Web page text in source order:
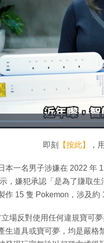
載
入
0
%
即刻 【按此】 ，
本一名男子涉嫌在 2022 年
，嫌犯承認「是為了賺取
作 15 隻 Pokemon，涉及約
場反對使用任何違規寶可
生道具或寶可夢，均是嚴